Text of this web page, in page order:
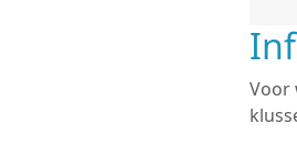
Voor